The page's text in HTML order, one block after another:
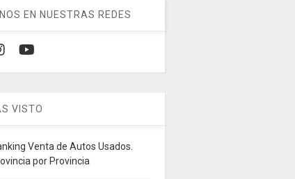
EN NUESTRAS REDES
VISTO
Venta de Autos Usados.
por Provincia